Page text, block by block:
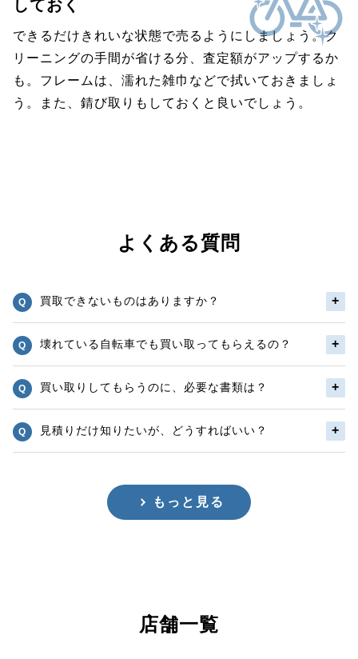
しておく
できるだけきれいな状態で売るようにしましょう。ク
リーニングの手間が省ける分、査定額がアップするか
も。フレームは、濡れた雑巾などで拭いておきましょ
う。また、錆び取りもしておくと良いでしょう。
よくある質問
買取できないものはありますか？
壊れている自転車でも買い取ってもらえるの？
買い取りしてもらうのに、必要な書類は？
見積りだけ知りたいが、どうすればいい？
もっと見る
店舗一覧